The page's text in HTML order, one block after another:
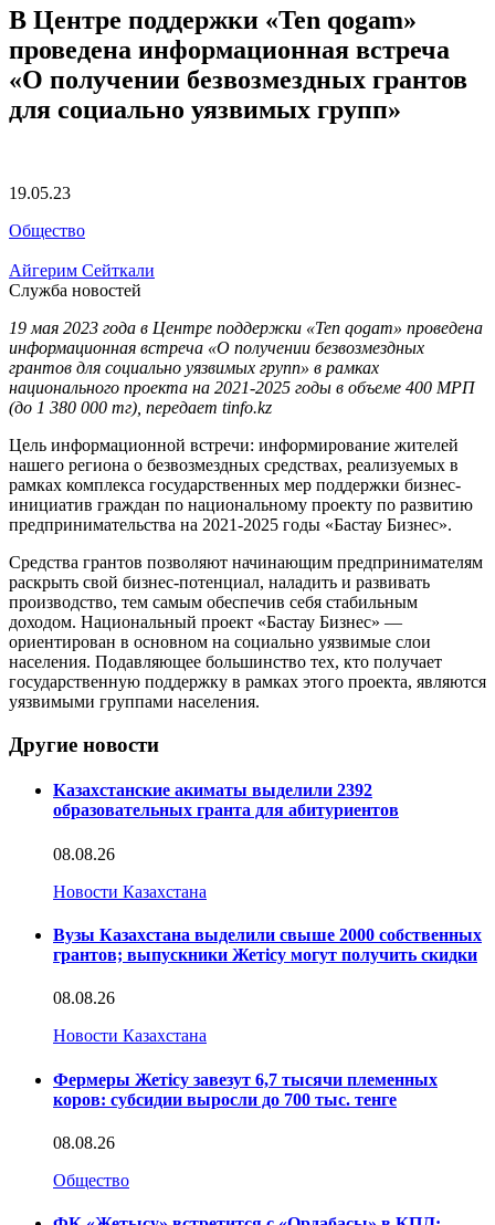
В Центре поддержки «Ten qogam»
проведена информационная встреча
«О получении безвозмездных грантов
для социально уязвимых групп»
19.05.23
Общество
Айгерим Сейткали
Служба новостей
19 мая 2023 года в Центре поддержки «Ten qogam» проведена
информационная встреча «О получении безвозмездных
грантов для социально уязвимых групп» в рамках
национального проекта на 2021-2025 годы в объеме 400 МРП
(до 1 380 000 тг), передает tinfo.kz
Цель информационной встречи: информирование жителей
нашего региона о безвозмездных средствах, реализуемых в
рамках комплекса государственных мер поддержки бизнес-
инициатив граждан по национальному проекту по развитию
предпринимательства на 2021-2025 годы «Бастау Бизнес».
Средства грантов позволяют начинающим предпринимателям
раскрыть свой бизнес-потенциал, наладить и развивать
производство, тем самым обеспечив себя стабильным
доходом. Национальный проект «Бастау Бизнес» —
ориентирован в основном на социально уязвимые слои
населения. Подавляющее большинство тех, кто получает
государственную поддержку в рамках этого проекта, являются
уязвимыми группами населения.
Другие новости
Казахстанские акиматы выделили 2392
образовательных гранта для абитуриентов
08.08.26
Новости Казахстана
Вузы Казахстана выделили свыше 2000 собственных
грантов; выпускники Жетісу могут получить скидки
08.08.26
Новости Казахстана
Фермеры Жетісу завезут 6,7 тысячи племенных
коров: субсидии выросли до 700 тыс. тенге
08.08.26
Общество